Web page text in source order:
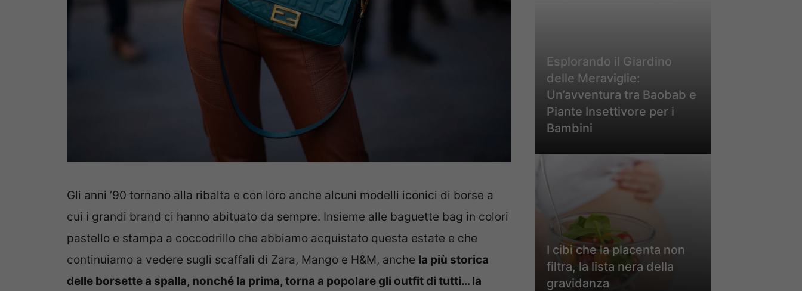
Gli anni ’90 tornano alla ribalta e con loro anche alcuni modelli iconici di borse a
cui i grandi brand ci hanno abituato da sempre. Insieme alle baguette bag in colori
pastello e stampa a coccodrillo che abbiamo acquistato questa estate e che
continuiamo a vedere sugli scaffali di Zara, Mango e H&M, anche la più storica
delle borsette a spalla, nonché la prima, torna a popolare gli outfit di tutti… la
Esplorando il Giardino
delle Meraviglie:
Un’avventura tra Baobab e
Piante Insettivore per i
Bambini
I cibi che la placenta non
filtra, la lista nera della
gravidanza